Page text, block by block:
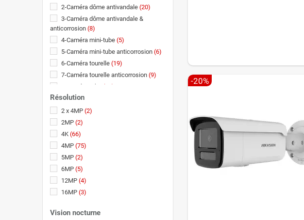
-20%
2-Caméra dôme antivandale (20)
3-Caméra dôme antivandale &
anticorrosion (8)
4-Caméra mini-tube (5)
5-Caméra mini-tube anticorrosion (6)
6-Caméra tourelle (19)
7-Caméra tourelle anticorrosion (9)
8-Caméra tube
(27)
9-Caméra tube anticorrosion
10-Caméra tube antivandale &
anticorrosion
11-Caméra 180°
12-Caméra PTRZ
13-Caméra PT (rotative)
14-Caméra PTZ
15-Caméra PanoVu
16-Caméra fisheye
Résolution
2 x 4MP (2)
2MP (2)
4K (66)
4MP (75)
5MP (2)
6MP (5)
12MP (4)
16MP (3)
Double objectif 6MP + 4MP
Vision nocturne